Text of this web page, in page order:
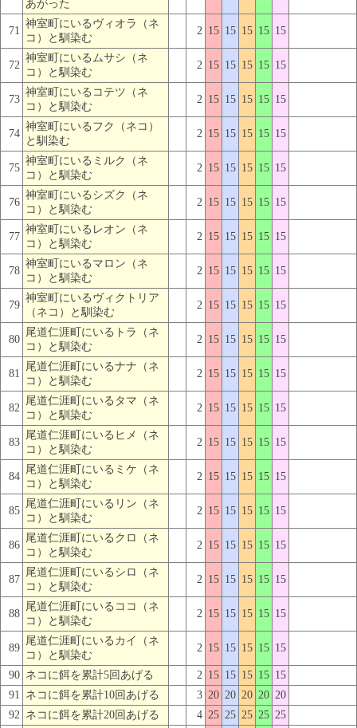
あがった
71
神室町にいるヴィオラ（ネ
コ）と馴染む
2 15 15 15 15 15
72
神室町にいるムサシ（ネ
コ）と馴染む
2 15 15 15 15 15
73
神室町にいるコテツ（ネ
コ）と馴染む
2 15 15 15 15 15
74
神室町にいるフク（ネコ）
と馴染む
2 15 15 15 15 15
75
神室町にいるミルク（ネ
コ）と馴染む
2 15 15 15 15 15
76
神室町にいるシズク（ネ
コ）と馴染む
2 15 15 15 15 15
77
神室町にいるレオン（ネ
コ）と馴染む
2 15 15 15 15 15
78
神室町にいるマロン（ネ
コ）と馴染む
2 15 15 15 15 15
79
神室町にいるヴィクトリア
（ネコ）と馴染む
2 15 15 15 15 15
80
尾道仁涯町にいるトラ（ネ
コ）と馴染む
2 15 15 15 15 15
81
尾道仁涯町にいるナナ（ネ
コ）と馴染む
2 15 15 15 15 15
82
尾道仁涯町にいるタマ（ネ
コ）と馴染む
2 15 15 15 15 15
83
尾道仁涯町にいるヒメ（ネ
コ）と馴染む
2 15 15 15 15 15
84
尾道仁涯町にいるミケ（ネ
コ）と馴染む
2 15 15 15 15 15
85
尾道仁涯町にいるリン（ネ
コ）と馴染む
2 15 15 15 15 15
86
尾道仁涯町にいるクロ（ネ
コ）と馴染む
2 15 15 15 15 15
87
尾道仁涯町にいるシロ（ネ
コ）と馴染む
2 15 15 15 15 15
88
尾道仁涯町にいるココ（ネ
コ）と馴染む
2 15 15 15 15 15
89
尾道仁涯町にいるカイ（ネ
コ）と馴染む
2 15 15 15 15 15
90 ネコに餌を累計5回あげる 2 15 15 15 15 15
91 ネコに餌を累計10回あげる 3 20 20 20 20 20
92 ネコに餌を累計20回あげる 4 25 25 25 25 25